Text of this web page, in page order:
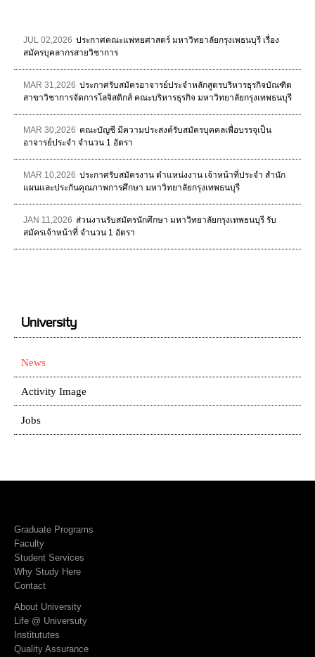
JUL 02,2026 ประกาศคณะแพทยศาสตร์ มหาวิทยาลัยกรุงเพธนบุรี เรื่อง
สมัครบุคลากรสายวิชาการ
MAR 31,2026 ประกาศรับสมัครอาจารย์ประจำหลักสูตรบริหารธุรกิจบัณฑิต
สาขาวิชาการจัดการโลจิสติกส์ คณะบริหารธุรกิจ มหาวิทยาลัยกรุงเทพธนบุรี
MAR 30,2026 คณะบัญชี มีความประสงค์รับสมัครบุคคลเพื่อบรรจุเป็น
อาจารย์ประจำ จำนวน 1 อัตรา
MAR 10,2026 ประกาศรับสมัครงาน ตำแหน่งงาน เจ้าหน้าที่ประจำ สำนัก
แผนและประกันคุณภาพการศึกษา มหาวิทยาลัยกรุงเทพธนบุรี
JAN 11,2026 ส่วนงานรับสมัครนักศึกษา มหาวิทยาลัยกรุงเทพธนบุรี รับ
สมัครเจ้าหน้าที่ จำนวน 1 อัตรา
University
News
Activity Image
Jobs
Graduate Programs
Faculty
Student Services
Why Study Here
Contact
About University
Life @ Universuty
Institututes
Quality Assurance